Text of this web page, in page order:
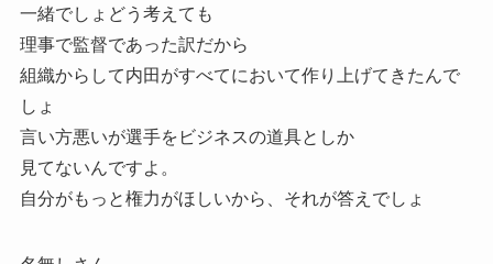
一緒でしょどう考えても
理事で監督であった訳だから
組織からして内田がすべてにおいて作り上げてきたんで
しょ
言い方悪いが選手をビジネスの道具としか
見てないんですよ。
自分がもっと権力がほしいから、それが答えでしょ